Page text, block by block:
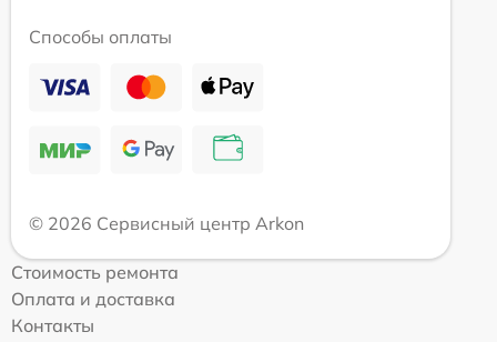
Способы оплаты
© 2026 Сервисный центр Arkon
Стоимость ремонта
Оплата и доставка
Контакты